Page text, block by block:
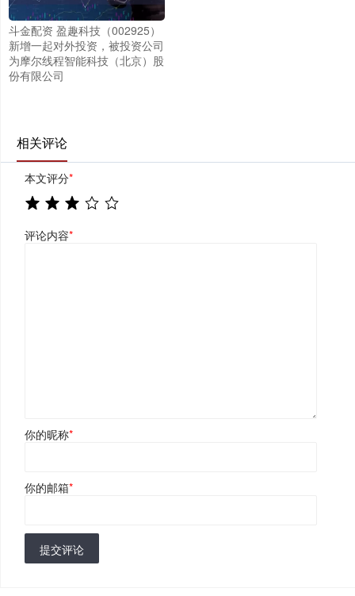
斗金配资 盈趣科技（002925）
新增一起对外投资，被投资公司
为摩尔线程智能科技（北京）股
份有限公司
相关评论
本文评分*
评论内容*
你的昵称*
你的邮箱*
提交评论